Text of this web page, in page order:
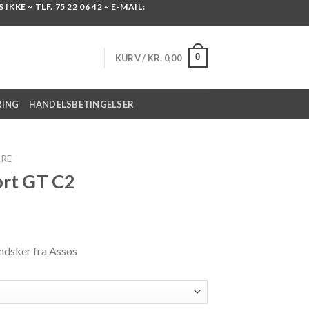
IKKE ~ TLF. 75 22 06 42 ~ E-MAIL:
KURV / KR. 0,00 0
HANDELSBETINGELSER
GT C2
fra Assos